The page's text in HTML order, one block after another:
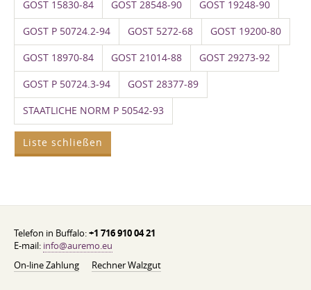
GOST 15830-84 GOST 28548-90 GOST 19248-90
GOST P 50724.2-94 GOST 5272-68 GOST 19200-80
GOST 18970-84 GOST 21014-88 GOST 29273-92
GOST P 50724.3-94 GOST 28377-89
STAATLICHE NORM P 50542-93
Liste schließen
Telefon in Buffalo:+1 716 910 04 21
E-mail: info@auremo.eu
On-line Zahlung
Rechner Walzgut